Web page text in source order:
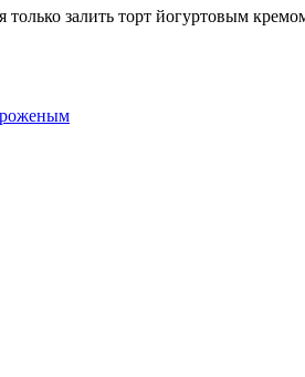
залить торт йогуртовым